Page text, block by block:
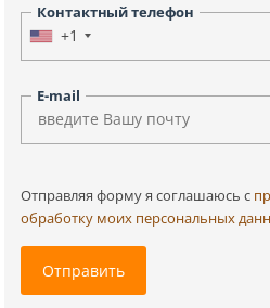
Контактный телефон
+1
E-mail
Отправляя форму я соглашаюсь c
обработку моих персональных
Отправить